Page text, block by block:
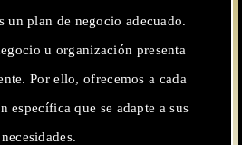
un plan de negocio adecuado.
u organización presenta
Por ello, ofrecemos a cada
específica que se adapte a sus
necesidades.